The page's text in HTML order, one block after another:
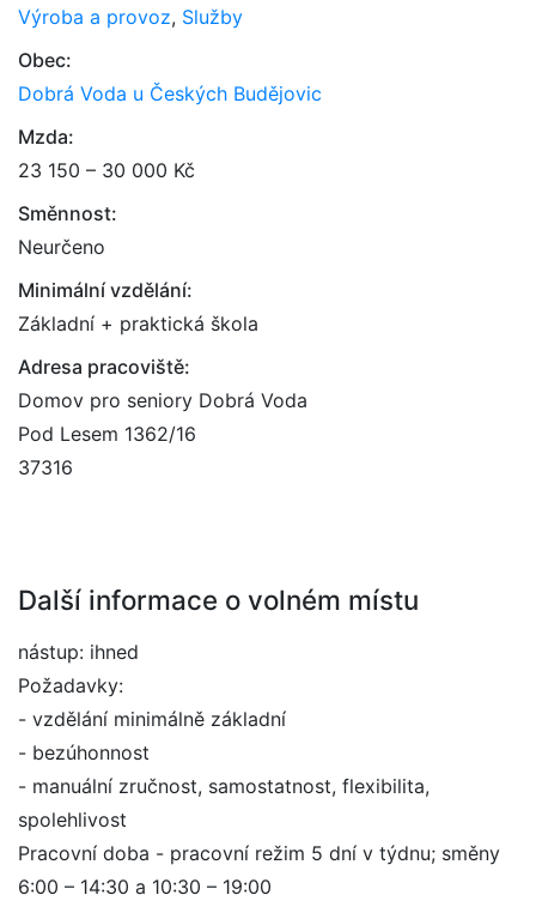
Výroba a provoz, Služby
Obec:
Dobrá Voda u Českých Budějovic
Mzda:
23 150 – 30 000 Kč
Směnnost:
Neurčeno
Minimální vzdělání:
Základní + praktická škola
Adresa pracoviště:
Domov pro seniory Dobrá Voda
Pod Lesem 1362/16
37316
Další informace o volném místu
nástup: ihned
Požadavky:
- vzdělání minimálně základní
- bezúhonnost
- manuální zručnost, samostatnost, flexibilita,
spolehlivost
Pracovní doba - pracovní režim 5 dní v týdnu; směny
6:00 – 14:30 a 10:30 – 19:00